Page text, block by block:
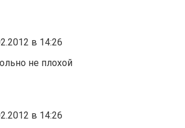
в 14:26
не плохой
в 14:26